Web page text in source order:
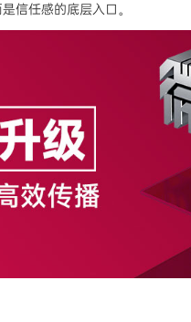
信任感的底层入口。